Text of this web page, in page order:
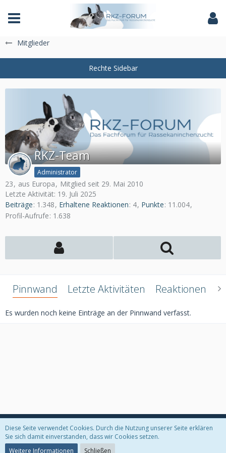
Das Fachforum der Rassekaninchenzucht
Mitglieder
RKZ-Team
Administrator
23 aus Europa
Mitglied seit 29. Mai 2010
Letzte Aktivität: 19. Juli 2025
Beiträge 1.348 Erhaltene Reaktionen 4 Punkte 11.004
Profil-Aufrufe 1.638
Pinnwand Letzte Aktivitäten Reaktionen
Es wurden noch keine Einträge an der Pinnwand verfasst.
Datenschutzerklärung Kontakt Impressum
Diese Seite verwendet Cookies. Durch die Nutzung unserer Seite erklären
Sie sich damit einverstanden, dass wir Cookies setzen.
Weitere Informationen
Schließen